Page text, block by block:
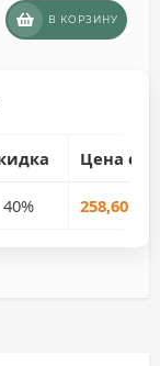
В КОРЗИНУ
Цена со
40% 258,60